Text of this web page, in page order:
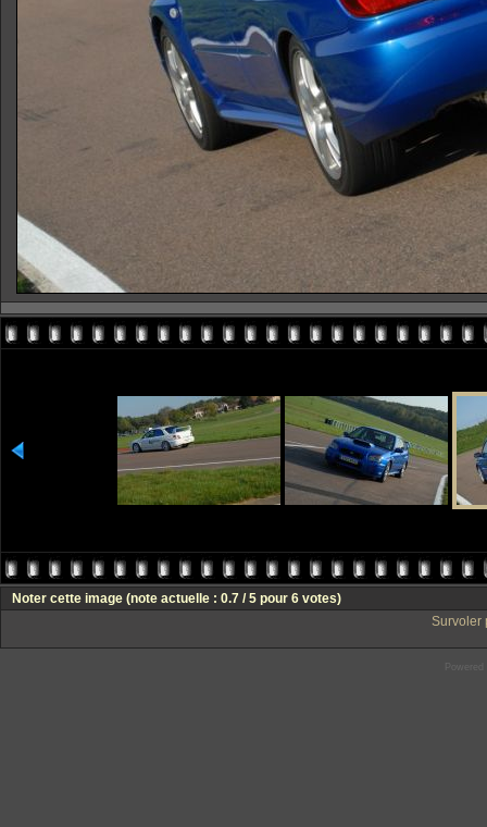
Noter cette image (note actuelle : 0.7 / 5 pour 6 votes)
Survoler